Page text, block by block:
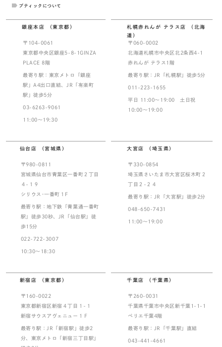
ブティックについて
銀座本店 （東京都）
〒104-0061
東京都中央区銀座5-8-1GINZA
PLACE 8階
最寄り駅：東京メトロ「銀座
駅」A4出口直結、JR「有楽町
駅」徒歩5分
03-6263-9061
11:00～19:30
札幌赤れんが テラス店 （北海
道）
〒060-0002
北海道札幌市中央区北2条西4-1
赤れんが テラス1階
最寄り駅：JR「札幌駅」徒歩5分
011-223-1655
平日 11:00～19:00 土日祝
10:00～19:00
仙台店 （宮城県）
〒980-0811
宮城県仙台市青葉区一番町２丁目
４-１９
シリウス･一番町１F
最寄り駅：地下鉄「青葉通一番町
駅」徒歩30秒、JR「仙台駅」徒
歩15分
022-722-3007
10:30～18:30
大宮店 （埼玉県）
〒330-0854
埼玉県さいたま市大宮区桜木町２
丁目２-２４
最寄り駅：JR「大宮駅」徒歩2分
048-650-7431
11:00～19:00
新宿店 （東京都）
〒160-0022
東京都新宿区新宿４丁目１-１
新宿サウスアヴェニュー１Ｆ
最寄り駅：JR「新宿駅」徒歩2
分、東京メトロ「新宿三丁目駅」
千葉店 （千葉県）
〒260-0031
千葉県千葉市中央区新千葉1-1-1
ペリエ千葉4階
最寄り駅：JR「千葉駅」直結
043-441-4661